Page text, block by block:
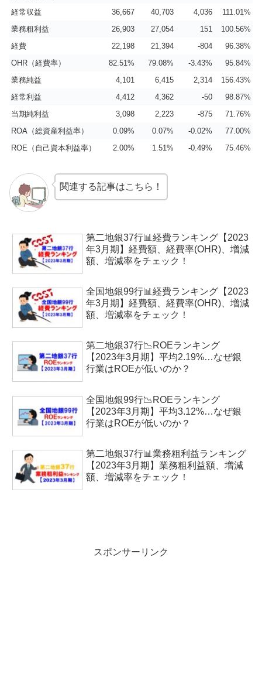
経常収益
36,667 40,703 4,036
111.01%
業務粗利益
26,903 27,054 151
100.56%
経費
22,198 21,394 -804
96.38%
OHR（経費率）
82.51% 79.08% -3.43%
95.84%
業務純益
4,101 6,415 2,314
156.43%
経常利益
4,412 4,362 -50
98.87%
当期純利益
3,098 2,223 -875
71.76%
ROA（総資産利益率）
0.09% 0.07% -0.02%
77.00%
ROE（自己資本利益率）
2.00% 1.51% -0.49% 75.46%
関連する記事はこちら！
第二地銀37行📊経費ランキング【2023
年3月期】経費額、経費率(OHR)、増減
額、増減率をチェック！
全国地銀99行📊経費ランキング【2023
年3月期】経費額、経費率(OHR)、増減
額、増減率をチェック！
第二地銀37行📉ROEランキング
【2023年3月期】平均2.19%…なぜ銀
行業はROEが低いのか？
全国地銀99行📉ROEランキング
【2023年3月期】平均3.12%…なぜ銀
行業はROEが低いのか？
第二地銀37行📊業務粗利益ランキング
【2023年3月期】業務粗利益額、増減
額、増減率をチェック！
スポンサーリンク